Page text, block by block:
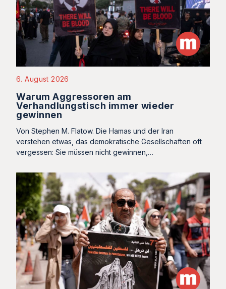
6. August 2026
Warum Aggressoren am
Verhandlungstisch immer wieder
gewinnen
Von Stephen M. Flatow. Die Hamas und der Iran
verstehen etwas, das demokratische Gesellschaften oft
vergessen: Sie müssen nicht gewinnen,…